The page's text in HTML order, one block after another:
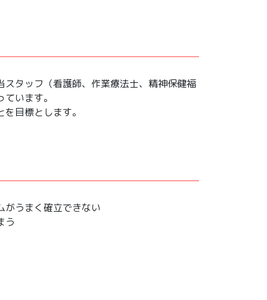
タッフ（看護師、作業療法士、精神保健福
います。
目標とします。
がうまく確立できない
う